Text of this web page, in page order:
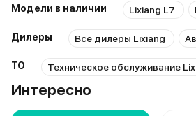
Модели в наличии Lixiang L7
Дилеры Все дилеры Lixiang
ТО Техническое обслуживание
Интересно